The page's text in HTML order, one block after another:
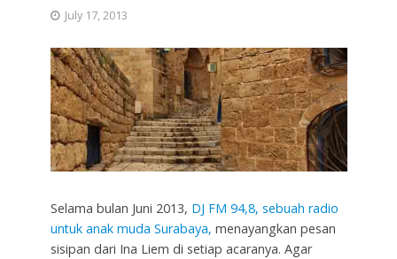
July 17, 2013
Selama bulan Juni 2013, DJ FM 94,8, sebuah radio
untuk anak muda Surabaya, menayangkan pesan
sisipan dari Ina Liem di setiap acaranya. Agar